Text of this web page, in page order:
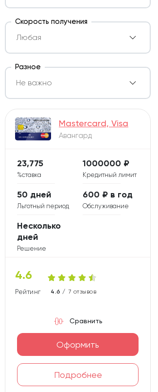
Скорость получения
Разное
Mastercard, Visa
Авангард
4.6
Рейтинг карты
4.6 / 7 отзывов
%ставка
23,775
Кредитный лимит
1000000 ₽
Льготный период
50 дней
Обслуживание
600 ₽ в год
Решение
Несколько
дней
Оформить
Подробнее
Сравнить